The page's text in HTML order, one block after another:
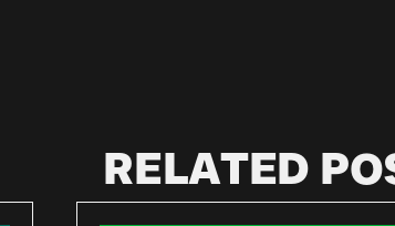
RELATED